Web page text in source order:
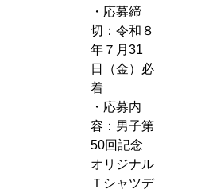
・応募締
切：令和８
年７月31
日（金）必
着
・応募内
容：男子第
50回記念
オリジナル
Ｔシャツデ